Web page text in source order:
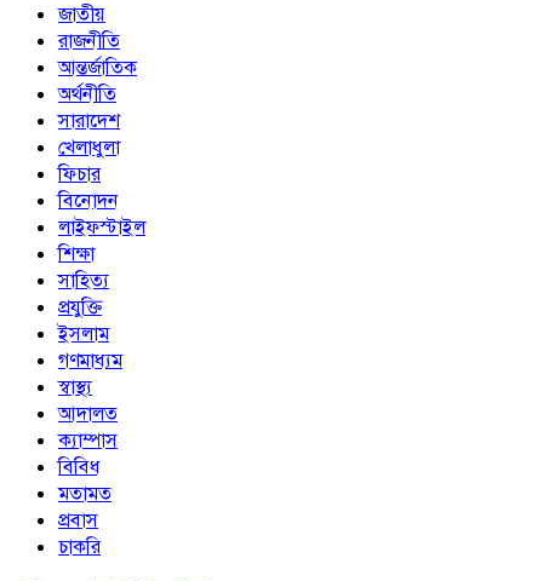
জাতীয়
রাজনীতি
আন্তর্জাতিক
অর্থনীতি
সারাদেশ
খেলাধুলা
ফিচার
বিনোদন
লাইফস্টাইল
শিক্ষা
সাহিত্য
প্রযুক্তি
ইসলাম
গণমাধ্যম
স্বাস্থ্য
আদালত
ক্যাম্পাস
বিবিধ
মতামত
প্রবাস
চাকরি